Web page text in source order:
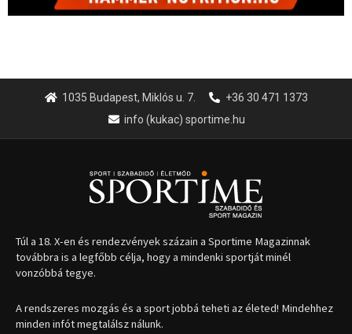
1035 Budapest, Miklós u. 7.
+36 30 471 1373
info (kukac) sportime.hu
Túl a 18. X-en és rendezvények százain a Sportime Magazinnak
továbbra is a legfőbb célja, hogy a mindenki sportját minél
vonzóbbá tegye.
A rendszeres mozgás és a sport jobbá teheti az életed! Mindehhez
minden infót megtalálsz nálunk.